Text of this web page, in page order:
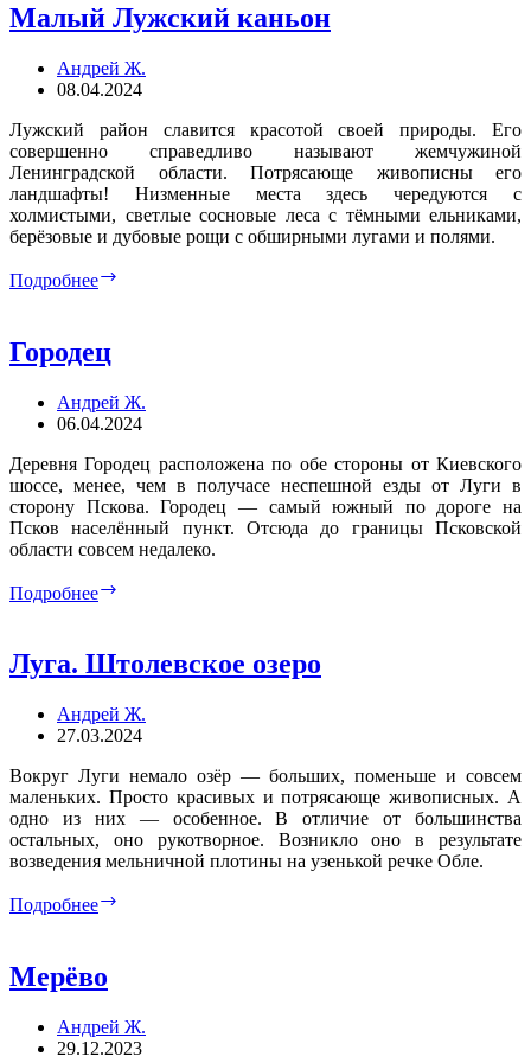
Малый Лужский каньон
Андрей Ж.
08.04.2024
Лужский район славится красотой своей природы. Его
совершенно справедливо называют жемчужиной
Ленинградской области. Потрясающе живописны его
ландшафты! Низменные места здесь чередуются с
холмистыми, светлые сосновые леса с тёмными ельниками,
берёзовые и дубовые рощи с обширными лугами и полями.
Подробнее
Городец
Андрей Ж.
06.04.2024
Деревня Городец расположена по обе стороны от Киевского
шоссе, менее, чем в получасе неспешной езды от Луги в
сторону Пскова. Городец — самый южный по дороге на
Псков населённый пункт. Отсюда до границы Псковской
области совсем недалеко.
Подробнее
Луга. Штолевское озеро
Андрей Ж.
27.03.2024
Вокруг Луги немало озёр — больших, поменьше и совсем
маленьких. Просто красивых и потрясающе живописных. А
одно из них — особенное. В отличие от большинства
остальных, оно рукотворное. Возникло оно в результате
возведения мельничной плотины на узенькой речке Обле.
Подробнее
Мерёво
Андрей Ж.
29.12.2023